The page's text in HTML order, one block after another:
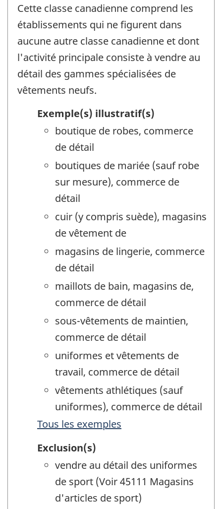
Cette classe canadienne comprend les
établissements qui ne figurent dans
aucune autre classe canadienne et dont
l'activité principale consiste à vendre au
détail des gammes spécialisées de
vêtements neufs.
Exemple(s) illustratif(s)
boutique de robes, commerce
de détail
boutiques de mariée (sauf robe
sur mesure), commerce de
détail
cuir (y compris suède), magasins
de vêtement de
magasins de lingerie, commerce
de détail
maillots de bain, magasins de,
commerce de détail
sous-vêtements de maintien,
commerce de détail
uniformes et vêtements de
travail, commerce de détail
vêtements athlétiques (sauf
uniformes), commerce de détail
Tous les exemples
Exclusion(s)
vendre au détail des uniformes
de sport (Voir 45111 Magasins
d'articles de sport)